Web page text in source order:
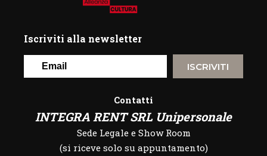
Iscriviti alla newsletter
ISCRIVITI
Contatti
INTEGRA RENT SRL Unipersonale
Sede Legale e Show Room
(si riceve solo su appuntamento)